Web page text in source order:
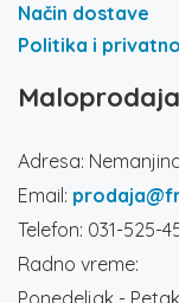
Način dostave
Politika i
Adresa:
Email:
Telefon: 031-525-
Radno vreme: